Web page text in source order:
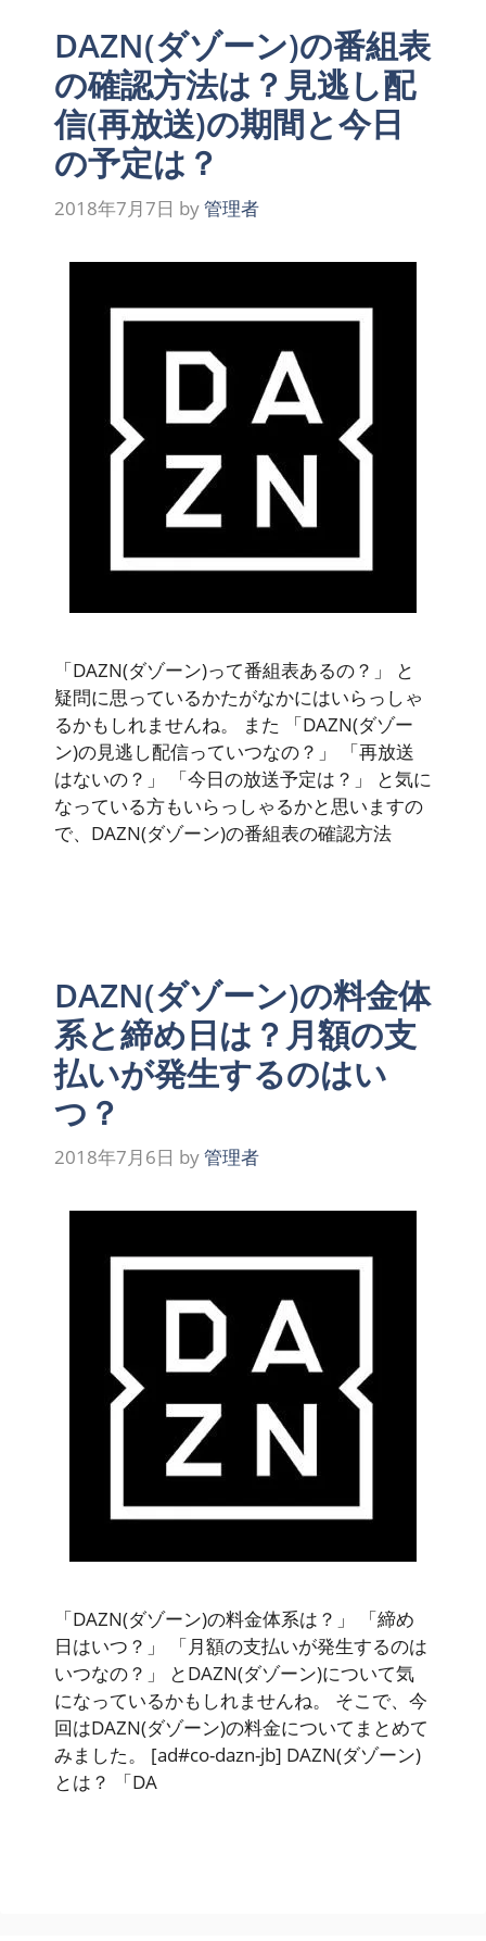
DAZN(ダゾーン)の番組表
の確認方法は？見逃し配
信(再放送)の期間と今日
の予定は？
2018年7月7日 by管理者
「DAZN(ダゾーン)って番組表あるの？」 と
疑問に思っているかたがなかにはいらっしゃ
るかもしれませんね。 また 「DAZN(ダゾー
ン)の見逃し配信っていつなの？」 「再放送
はないの？」 「今日の放送予定は？」 と気に
なっている方もいらっしゃるかと思いますの
で、DAZN(ダゾーン)の番組表の確認方法
DAZN(ダゾーン)の料金体
系と締め日は？月額の支
払いが発生するのはい
つ？
2018年7月6日 by管理者
「DAZN(ダゾーン)の料金体系は？」 「締め
日はいつ？」 「月額の支払いが発生するのは
いつなの？」 とDAZN(ダゾーン)について気
になっているかもしれませんね。 そこで、今
回はDAZN(ダゾーン)の料金についてまとめて
みました。 [ad#co-dazn-jb] DAZN(ダゾーン)
とは？ 「DA